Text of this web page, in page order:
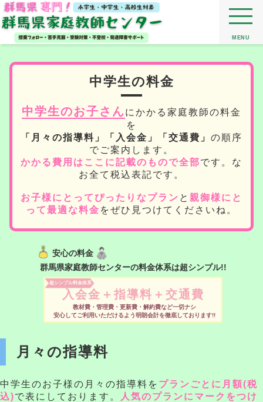
MENU
中学生の料金
中学生のお子さんにかかる家庭教師の料金
を
「月々の指導料」「入会金」「交通費」 の順序
でご案内します。
かかる費用はここに記載のもので全部です。な
お全て税込表記です。
お子様にとってぴったりなプラン と 親御様にと
って最適な料金 をぜひ見つけてくださいね。
安心の料金
群馬県家庭教師センターの料金体系は超シンプル!!
超シンプル料金体系
入会金＋指導料＋交通費
教材費・管理費・更新費・解約費など一切ナシ
安心してご利用いただけるよう明朗会計を徹底しております!!
月々の指導料
中学生のお子様の月々の指導料を プランごとに月額(税
込)で表にしております。
人気のプランにマークをつけ